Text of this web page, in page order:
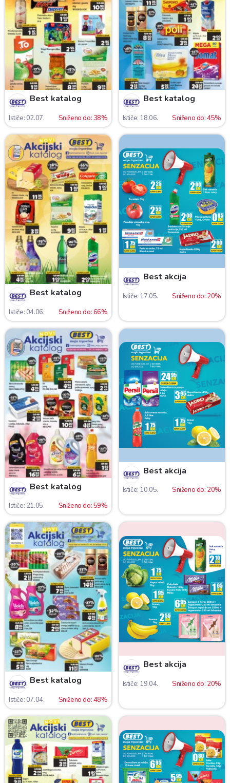
Best katalog
Ističe: 02.07. Sniženo do: 38%
Best katalog
Ističe: 18.06. Sniženo do: 45%
Best katalog
Ističe: 04.06. Sniženo do: 66%
Best akcija
Ističe: 17.05. Sniženo do: 20%
Best katalog
Ističe: 21.05. Sniženo do: 59%
Best akcija
Ističe: 10.05. Sniženo do: 20%
Best katalog
Ističe: 07.04. Sniženo do: 48%
Best akcija
Ističe: 19.04. Sniženo do: 20%